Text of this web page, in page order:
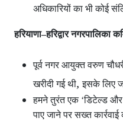
अधिकारियों का भी कोई
हरियाणा–हरिद्वार नगरपालिका
पूर्व नगर आयुक्त वरुण चौधरी
खरीदी गई थी,इसके लिए
हमने तुरंत एक ‘डिटेल्ड और
पाए जाने पर सख्त कार्रवाई